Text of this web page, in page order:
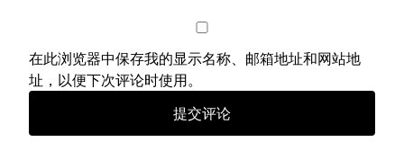
在此浏览器中保存我的显示名称、邮箱地址和网站地
址，以便下次评论时使用。